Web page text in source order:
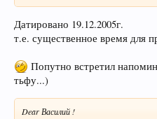
Датировано 19.12.2005г.
т.е. существенное время для
Попутно встретил
тьфу...)
Dear Василий !